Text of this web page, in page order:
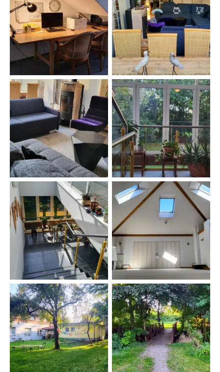
Gäste-PC Esstisch Kaminecke
Sofaecke Kamin Treppenhaus Neubau
Aufgang zu den
Yogaräumen
Garten hinter der Küche
Weg zu Homa und
Zeltplatz